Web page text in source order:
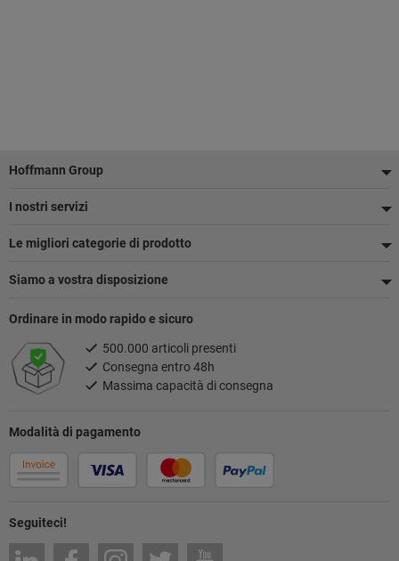
Piè
di
pagina
Hoffmann Group
I nostri servizi
Le migliori categorie di prodotto
Siamo a vostra disposizione
Seguiteci!
Modalità di pagamento
Ordinare in modo rapido e sicuro
500.000 articoli presenti
Consegna entro 48h
Massima capacità di consegna